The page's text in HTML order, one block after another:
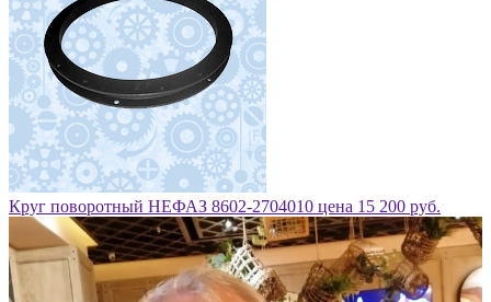
Круг поворотный НЕФАЗ 8602-2704010 цена 15 200 руб.